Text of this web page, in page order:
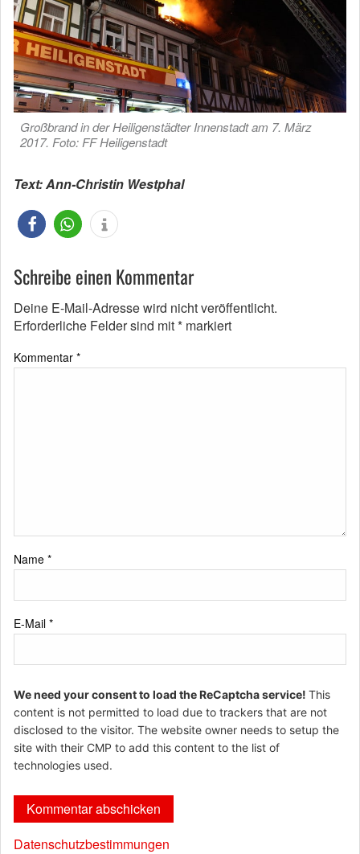
Großbrand in der Heiligenstädter Innenstadt am 7. März
2017. Foto: FF Heiligenstadt
Text: Ann-Christin Westphal
Schreibe einen Kommentar
Deine E-Mail-Adresse wird nicht veröffentlicht.
Erforderliche Felder sind mit* markiert
Kommentar *
Name *
E-Mail *
We need your consent to load the ReCaptcha service! This
content is not permitted to load due to trackers that are not
disclosed to the visitor. The website owner needs to setup the
site with their CMP to add this content to the list of
technologies used.
Datenschutzbestimmungen